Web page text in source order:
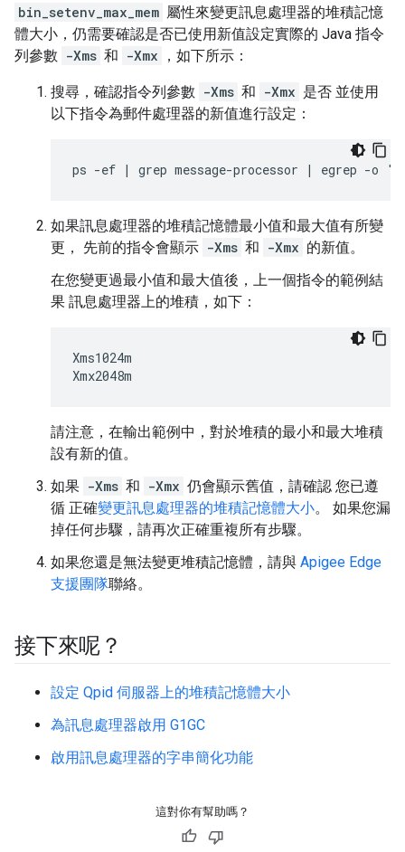
bin_setenv_max_mem 屬性來變更訊息處理器的堆積記憶
體大小，仍需要確認是否已使用新值設定實際的 Java 指令
列參數 -Xms 和 -Xmx ，如下所示：
搜尋，確認指令列參數 -Xms 和 -Xmx 是否 並使用
以下指令為郵件處理器的新值進行設定：
ps -ef | grep message-processor | egrep -
如果訊息處理器的堆積記憶體最小值和最大值有所變
更， 先前的指令會顯示 -Xms 和 -Xmx 的新值。
在您變更過最小值和最大值後，上一個指令的範例結
果 訊息處理器上的堆積，如下：
Xms1024m
Xmx2048m
請注意，在輸出範例中，對於堆積的最小和最大堆積
設有新的值。
如果 -Xms 和 -Xmx 仍會顯示舊值，請確認 您已遵
循 正確變更訊息處理器的堆積記憶體大小。 如果您漏
掉任何步驟，請再次正確重複所有步驟。
如果您還是無法變更堆積記憶體，請與 Apigee Edge
支援團隊聯絡。
接下來呢？
設定 Qpid 伺服器上的堆積記憶體大小
為訊息處理器啟用 G1GC
啟用訊息處理器的字串簡化功能
這對你有幫助嗎？